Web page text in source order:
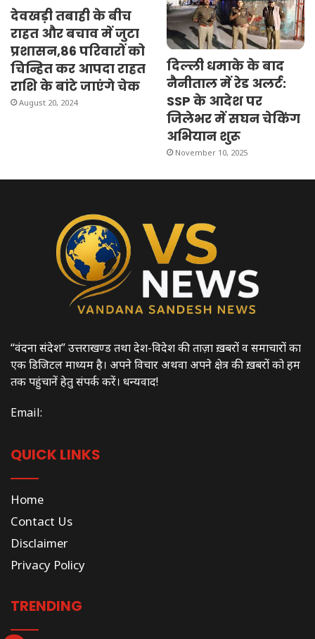
देवखड़ी तबाही के बीच
राहत और बचाव में जुटा
प्रशासन,86 परिवारों को
चिन्हित कर आपदा राहत
राशि के बांटे जाएंगे चेक
August 20, 2024
दिल्ली धमाके के बाद
नैनीताल में रेड अलर्ट:
SSP के आदेश पर
जिलेभर में सघन चेकिंग
अभियान शुरू
November 10, 2025
“वंदना संदेश” उत्तराखण्ड तथा देश-विदेश की ताज़ा ख़बरों व समाचारों का
एक डिजिटल माध्यम है। अपने विचार अथवा अपने क्षेत्र की ख़बरों को हम
तक पहुंचानें हेतु संपर्क करें। धन्यवाद!
Email:
QUICK LINKS
Home
Contact Us
Disclaimer
Privacy Policy
TRENDING